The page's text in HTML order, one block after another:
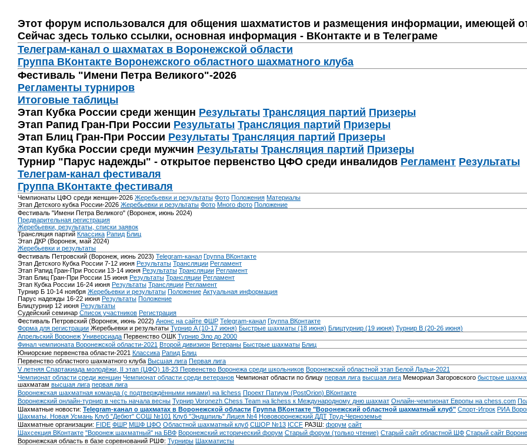
Этот форум использовался для общения шахматистов и размещения информации, имеющей
Сейчас здесь только ссылки, основная информация - ВКонтакте и в Телеграме
Телеграм-канал о шахматах в Воронежской области
Группа ВКонтакте Воронежского областного шахматного клуба
Фестиваль "Имени Петра Великого"-2026
Регламенты турниров
Итоговые таблицы
Этап Кубка России среди женщин Результаты Трансляция партий Призеры
Этап Рапид Гран-При России Результаты Трансляция партий Призеры
Этап Блиц Гран-При России Результаты Трансляция партий Призеры
Этап Кубка России среди мужчин Результаты Трансляция партий Призеры
Турнир "Парус надежды" - открытое первенство ЦФО среди инвалидов Регламент Результаты
Телеграм-канал фестиваля
Группа ВКонтакте фестиваля
Чемпионаты ЦФО среди женщин-2026 Жеребьевки и результаты Фото Положения Материалы
Этап Детского кубка России-2026 Жеребьевки и результаты Фото Много фото Положение
Фестиваль "Имени Петра Великого" (Воронеж, июнь 2024)
Предварительная регистрация
Жеребьевки, результаты, списки заявок
Трансляция партий Классика Рапид Блиц
Этап ДКР (Воронеж, май 2024)
Жеребьевки и результаты
Фестиваль Петровский (Воронеж, июнь 2023) Telegram-канал Группа ВКонтакте
Этап Детского Кубка России 7-12 июня Результаты Трансляции Регламент
Этап Рапид Гран-При России 13-14 июня Результаты Трансляции Регламент
Этап Блиц Гран-При России 15 июня Результаты Трансляции Регламент
Этап Кубка России 16-24 июня Результаты Трансляции Регламент
Турнир Б 10-14 ноября Жеребьевки и результаты Положение Актуальная информация
Парус надежды 16-22 июня Результаты Положение
Блицтурнир 12 июня Результаты
Судейский семинар Список участников Регистрация
Фестиваль Петровский (Воронеж, июнь 2022) Анонс на сайте ФШР Telegram-канал Группа ВКонтакте
Форма для регистрации Жеребьевки и результаты Турнир A (10-17 июня) Быстрые шахматы (18 июня) Блицтурнир (19 июня) Турнир B (20-26 июня)
Апрельский Воронеж Универсиада Первенство ОШК Турнир Эло до 2000
Финал чемпионата Воронежской области-2021 Второй дивизион Ветераны Быстрые шахматы Блиц
Юниорские первенства области-2021 Классика Рапид Блиц
Первенство областного шахматного клуба Высшая лига Первая лига
V летняя Спартакиада молодёжи, II этап (ЦФО) 18-23 Первенство Воронежа среди школьников Воронежский областной этап Белой Ладьи-2021
Чемпионат области среди женщин Чемпионат области среди ветеранов Чемпионат области по блицу первая лига высшая лига Мемориал Загоровского быстрые
шахматам высшая лига первая лига
Воронежская шахматная команда (с подтверждёнными никами) на lichess Проект Патиум (PostOrion) ВКонтакте
Воронежский онлайн-турнир в честь начала весны Турнир Voronezh Chess Team на lichess к Международному дню шахмат Онлайн-чемпионат Европы на chess.com
Шахматные новости: Telegram-канал о шахматах в Воронежской области Группа ВКонтакте "Воронежский областной шахматный клуб" Спорт-Игрок РИА
Шахматы. Новая Усмань Клуб "Дебют" СОШ №101 Клуб "Эндшпиль" Лицея №4 Нововоронежский ДДТ Труд-Черноземье
Шахматные организации: FIDE ФШР МШФ ЦФО Областной шахматный клуб СШОР №13 ICCF РАЗШ: форум сайт
Шахсекция ВКонтакте "Воронеж шахматный" на БВФ Воронежский исторический форум Cтарый форум (только чтение) Старый сайт областной ШФ Старый сайт
Воронежская область в базе соревнований РШФ: Турниры Шахматисты